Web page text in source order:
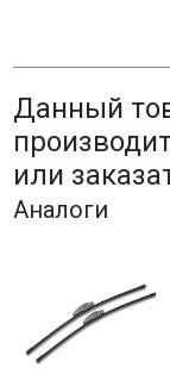
Данный
или
Аналоги